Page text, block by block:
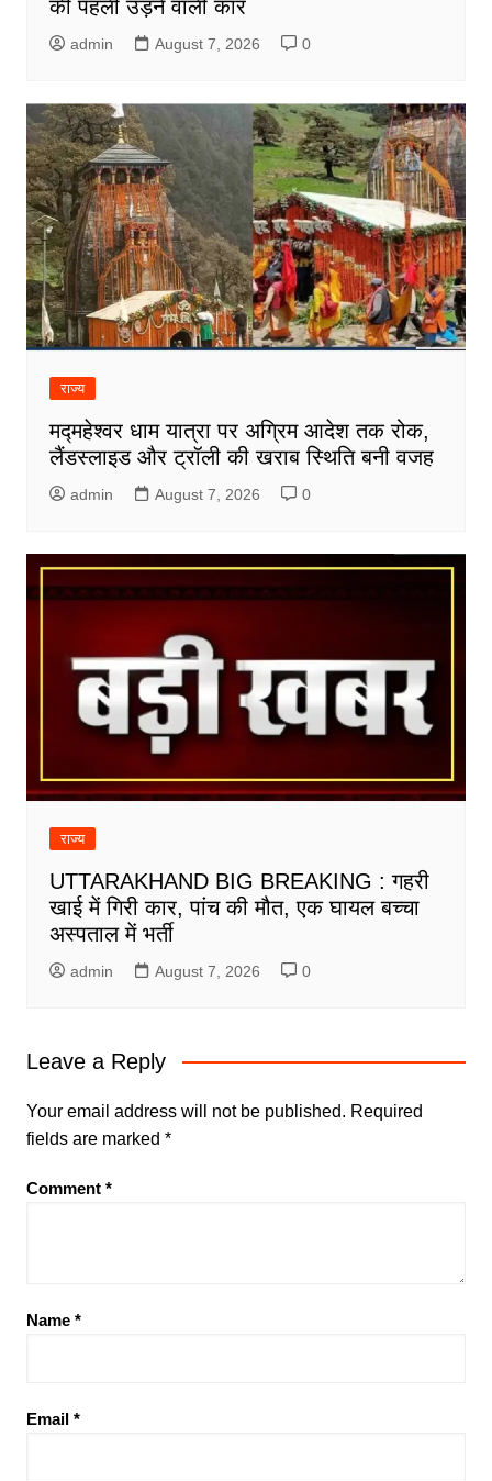
की पहली उड़ने वाली कार
admin August 7, 2026 0
राज्य
मद्महेश्वर धाम यात्रा पर अग्रिम आदेश तक रोक,
लैंडस्लाइड और ट्रॉली की खराब स्थिति बनी वजह
admin August 7, 2026 0
राज्य
UTTARAKHAND BIG BREAKING : गहरी
खाई में गिरी कार, पांच की मौत, एक घायल बच्चा
अस्पताल में भर्ती
admin August 7, 2026 0
Leave a Reply
Your email address will not be published. Required
fields are marked *
Comment *
Name *
Email *